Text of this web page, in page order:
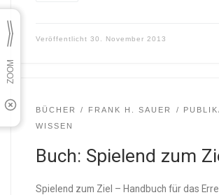
Veröffentlicht 30. November 2013
BÜCHER FRANK H. SAUER
WISSEN
Buch: Spielend zum
Spielend zum Ziel – Handbuch für das